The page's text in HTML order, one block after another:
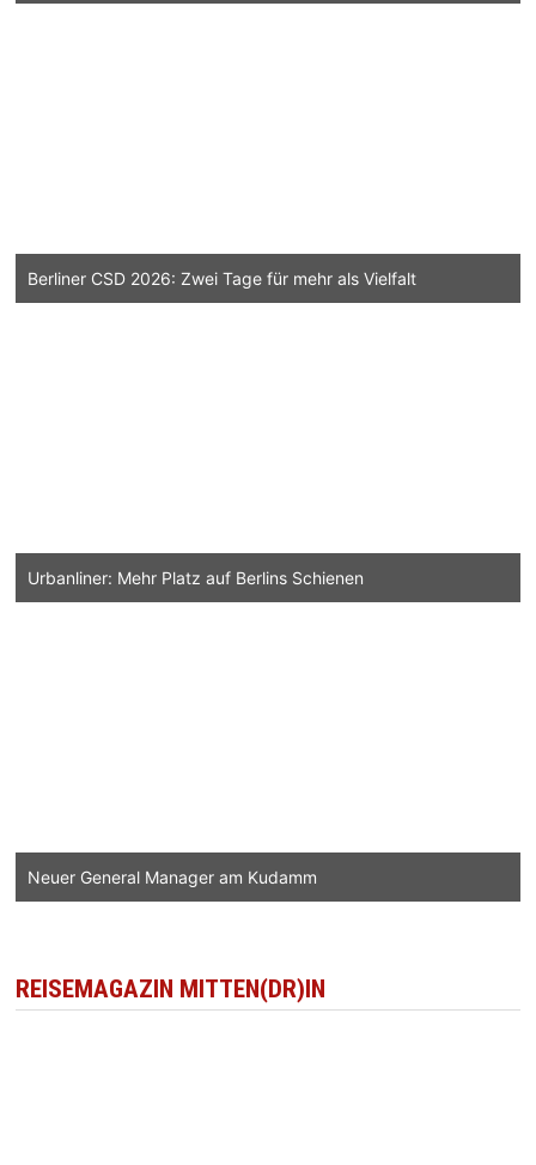
Berliner CSD 2026: Zwei Tage für mehr als Vielfalt
Urbanliner: Mehr Platz auf Berlins Schienen
Neuer General Manager am Kudamm
REISEMAGAZIN MITTEN(DR)IN